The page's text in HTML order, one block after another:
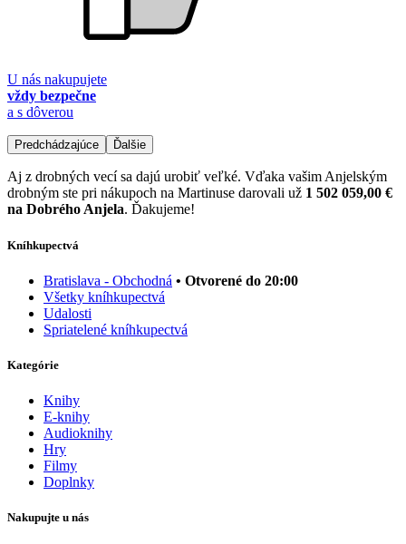
U nás nakupujete
vždy bezpečne
a s dôverou
Predchádzajúce Ďalšie
Aj z drobných vecí sa dajú urobiť veľké. Vďaka vašim Anjelským
drobným ste pri nákupoch na Martinuse darovali už 1 502 059,00 €
na Dobrého Anjela. Ďakujeme!
Kníhkupectvá
Bratislava - Obchodná • Otvorené do 20:00
Všetky kníhkupectvá
Udalosti
Spriatelené kníhkupectvá
Kategórie
Knihy
E-knihy
Audioknihy
Hry
Filmy
Doplnky
Nakupujte u nás